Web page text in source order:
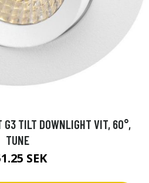
G3 TILT DOWNLIGHT VIT, 60°,
TUNE
SEK